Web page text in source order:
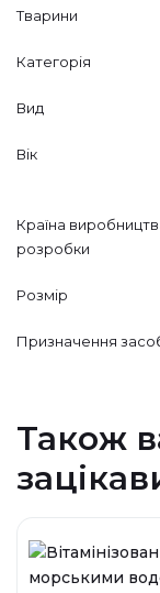
Тварини
Категорія
Вид
Вік
Країна
розробки
Розмір
Призначення
Також